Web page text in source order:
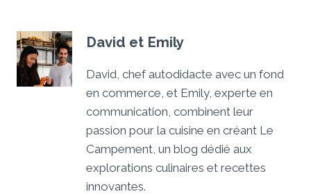
David et Emily
David, chef autodidacte avec un fond
en commerce, et Emily, experte en
communication, combinent leur
passion pour la cuisine en créant Le
Campement, un blog dédié aux
explorations culinaires et recettes
innovantes.